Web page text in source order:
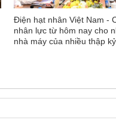
Điện hạt nhân Việt Nam -
nhân lực từ hôm nay cho
nhà máy của nhiều thập